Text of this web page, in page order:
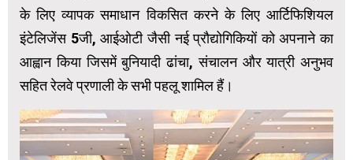
के लिए व्यापक समाधान विकसित करने के लिए आर्टिफिशियल
इंटेलिजेंस 5जी, आईओटी जैसी नई प्रौद्योगिकियों को अपनाने का
आह्वान किया जिसमें बुनियादी ढांचा, संचालन और यात्री अनुभव
सहित रेलवे प्रणाली के सभी पहलू शामिल हैं।